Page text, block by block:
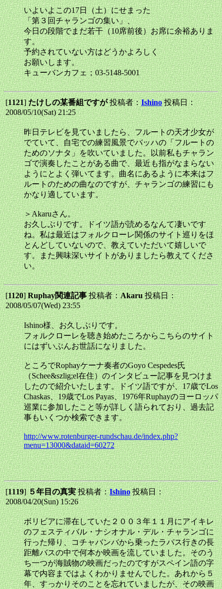
いよいよこの17日（土）にせまった
「第３回チャランゴの集い」、
今日の段階でまだ若干（10席前後）お席に余裕ありま
す。
予約されていない方はどうかよろしく
お願いします。
キューバンカフェ；03-5148-5001
[1121]たけしの某番組ですが投稿者：Ishino 投稿日：
2008/05/10(Sat) 21:25
昨日テレビを見ていましたら、フルートの天才少女が
でていて、自宅での練習風景でバッハの「フルートの
ためのソナタ」を吹いていました。以前私もチャラン
ゴで演奏したことがある曲で、最近も指がなまらない
ようにとよく弾いてます。曲名にあるように本来はフ
ルートのための曲なのですが、チャランゴの練習にも
かなり適しています。
＞Akaruさん。
お久しぶりです。ドイツ語が読めるなんて凄いです
ね。私は最近はフォルクローレ関係のサイト巡りをほ
とんどしていないので、教えていただいて嬉しいで
す。また興味深いサイトがありましたら教えてくださ
い。
[1120]Ruphay関連記事投稿者：Akaru投稿日：
2008/05/07(Wed) 23:55
Ishino様、お久しぶりです。
フォルクローレを聴き始めたころからこちらのサイト
にはずいぶんお世話になりました。
ところでRophayケーナ奏者のGoyo Cespedes氏
（Schee&szlig;el在住）のインタビュー記事を見つけま
したので紹介いたします。ドイツ語ですが、17歳でLos
Chaskas、19歳でLos Payas、1976年Ruphayのヨーロッパ
巡業に参加したこと等が詳しく語られており、過去記
事もいくつか検索できます。
http://www.rotenburger-rundschau.de/index.php?
menu=13000&dataid=60272
[1119]５年目の真実投稿者：Ishino 投稿日：
2008/04/20(Sun) 15:26
ボリビアに滞在していた２００３年１１月にアイキレ
のフェスティバル・ナシオナル・デル・チャランゴに
行った帰り、コチャバンバから乗ったラパス行きの長
距離バスの中で何本か映画を流していました。そのう
ち一つが海賊物の映画だったのですがスペイン語の字
幕で内容まではよくわかりませんでした。あれから５
年、すっかりそのことを忘れていましたが、その映画